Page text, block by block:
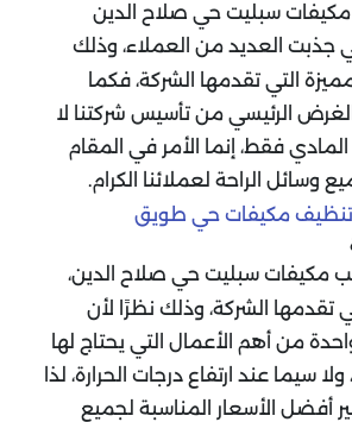
مكيفات سبليت حي صلاح الدين
جذبت العديد من العملاء، وذلك
التي تقدمها الشركة، فكما
الرئيسي من تأسيس شركتنا لا
فقط، إنما الأمر في المقام
وسائل الراحة لعملائنا الكرام.
مكيفات حي طويق
مكيفات سبليت حي صلاح الدين،
تقدمها الشركة، وذلك نظرًا لأن
من أهم الأعمال التي يحتاج لها
ولا سيما عند ارتفاع درجات الحرارة، لذا
أفضل الأسعار المناسبة لجميع